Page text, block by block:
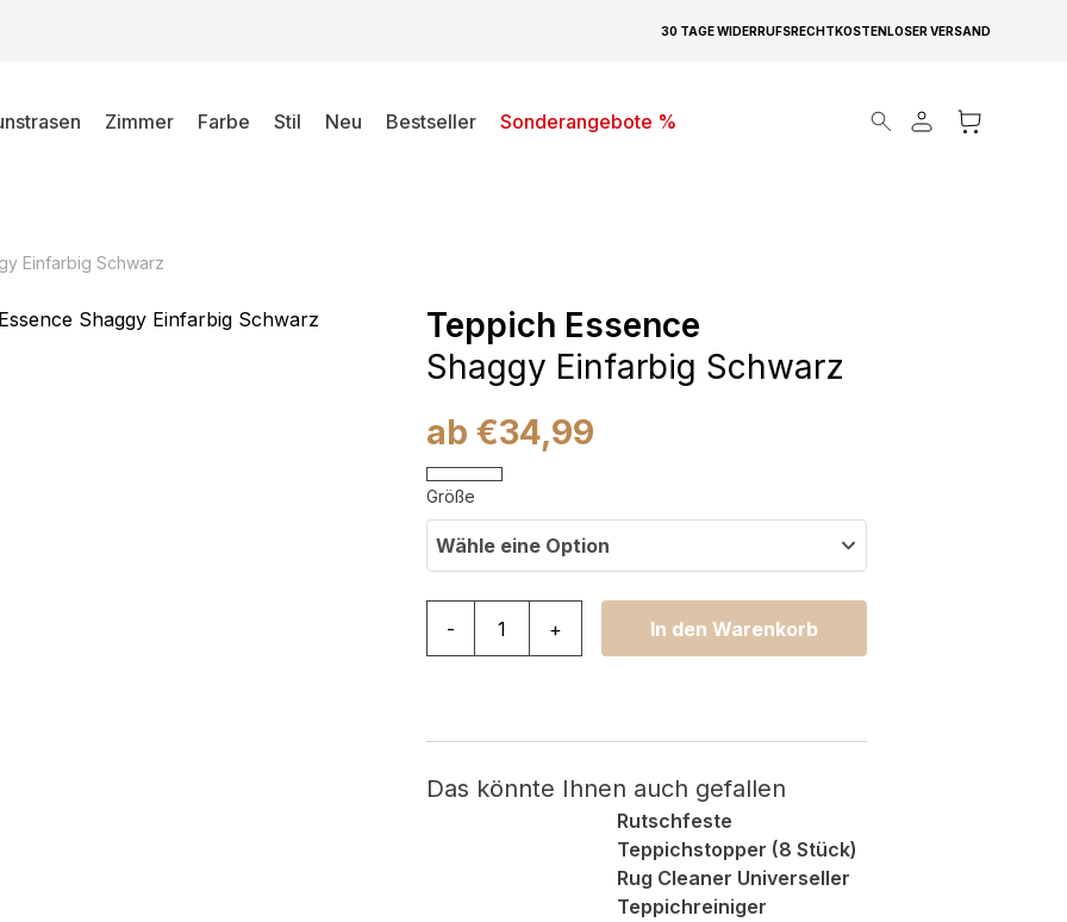
30 TAGE WIDERRUFSRECHTKOSTENLOSER VERSAND
Zimmer Farbe Stil Neu Bestseller Sonderangebote %
Products search
Einfarbig Schwarz
Teppich Essence
Shaggy Einfarbig Schwarz
ab €34,99
Größe
Wähle eine Option
- + In den Warenkorb
Das könnte Ihnen auch gefallen
Rutschfeste
Teppichstopper (8 Stück)
Rug Cleaner Universeller
Teppichreiniger